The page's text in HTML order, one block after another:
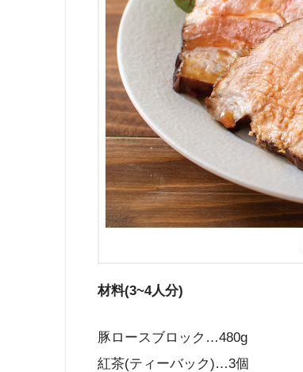
材料(3~4人分)
豚ロースブロック…480g
紅茶(ティーバック)…3個